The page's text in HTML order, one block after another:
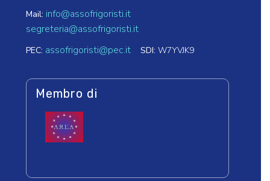
Mail: info@assofrigoristi.it
segreteria@assofrigoristi.it
PEC: assofrigoristi@pec.it SDI: W7YVJK9
Membro di